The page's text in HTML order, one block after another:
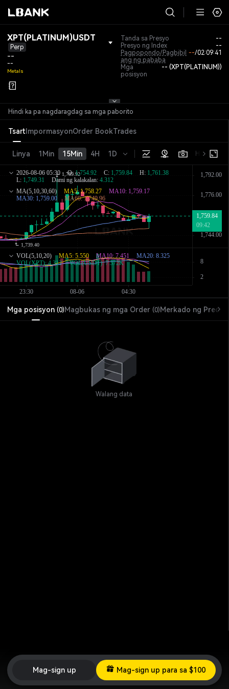
XPT(PLATINUM)USDT
Perp
--
--
Metals
Tanda sa Presyo
--
Presyo ng Index
--
Pagpopondo/Pagbibil
ang ng pababa
--/02:09:41
Mga
posisyon
-- (XPT(PLATINUM))
Hindi ka pa nagdaragdag sa mga paborito
TsartImpormasyonOrder BookTrades
Linya 1Min 15Min 4H 1D Huling
Mga posisyon (0)Magbukas ng mga Order (0)Merkado ng
Walang data
Mag-sign up Mag-sign up para sa $100